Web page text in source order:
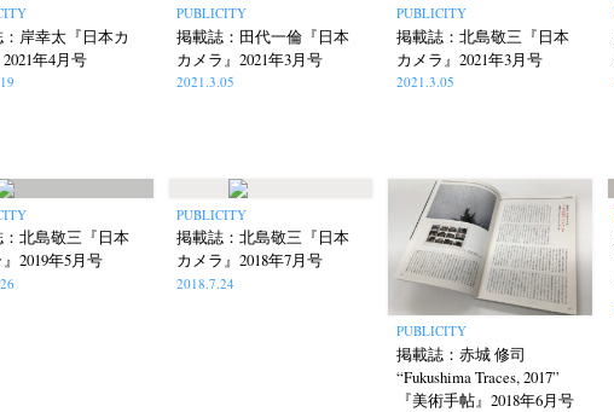
岸幸太『日本カ
年4月号
PUBLICITY
掲載誌：田代一倫『日本
カメラ』2021年3月号
2021.3.05
PUBLICITY
掲載誌：北島敬三『日本
カメラ』2021年3月号
2021.3.05
北島敬三『日本
2019年5月号
PUBLICITY
掲載誌：北島敬三『日本
カメラ』2018年7月号
2018.7.24
PUBLICITY
掲載誌：赤城 修司
“Fukushima Traces, 2017”
『美術手帖』2018年6月号